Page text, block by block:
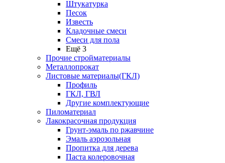
Штукатурка
Песок
Известь
Кладочные смеси
Смеси для пола
Ещё 3
Прочие стройматериалы
Металлопрокат
Листовые материалы(ГКЛ)
Профиль
ГКЛ, ГВЛ
Другие комплектующие
Пиломатериал
Лакокрасочная продукция
Грунт-эмаль по ржавчине
Эмаль аэрозольная
Пропитка для дерева
Паста колеровочная